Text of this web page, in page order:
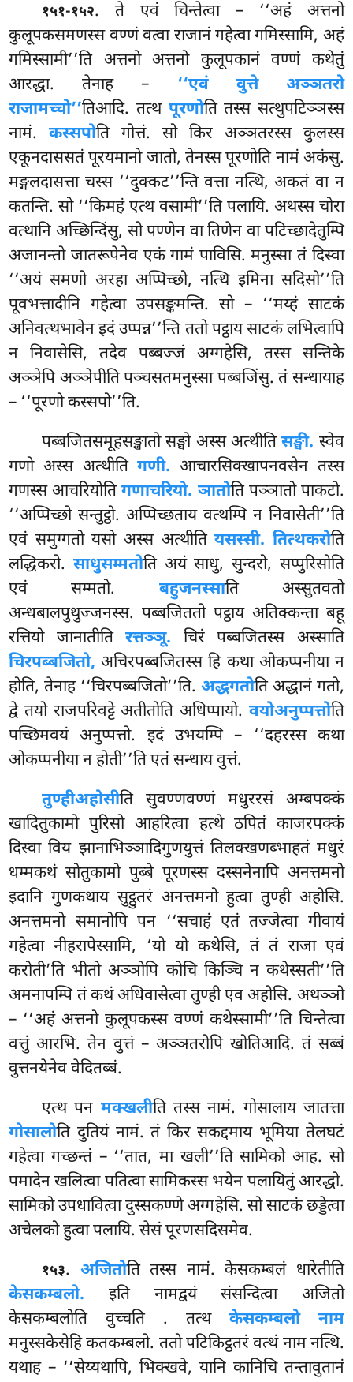
१५१-१५२. ते एवं चिन्तेत्वा – ‘‘अहं अत्तनो
कुलूपकसमणस्स वण्णं वत्वा राजानं गहेत्वा गमिस्सामि, अहं
गमिस्सामी’’ति अत्तनो अत्तनो कुलूपकानं वण्णं कथेतुं
आरद्धा. तेनाह – ‘‘एवं वुत्ते अञ्ञतरो
राजामच्चो’’तिआदि. तत्थ पूरणोति तस्स सत्थुपटिञ्ञस्स
नामं.कस्सपोति गोत्तं. सो किर अञ्ञतरस्स कुलस्स
एकूनदाससतं पूरयमानो जातो, तेनस्स पूरणोति नामं अकंसु.
मङ्गलदासत्ता चस्स ‘‘दुक्कट’’न्ति वत्ता नत्थि, अकतं वा न
कतन्ति. सो ‘‘किमहं एत्थ वसामी’’ति पलायि. अथस्स चोरा
वत्थानि अच्छिन्दिंसु, सो पण्णेन वा तिणेन वा पटिच्छादेतुम्पि
अजानन्तो जातरूपेनेव एकं गामं पाविसि. मनुस्सा तं दिस्वा
‘‘अयं समणो अरहा अप्पिच्छो, नत्थि इमिना सदिसो’’ति
पूवभत्तादीनि गहेत्वा उपसङ्कमन्ति. सो – ‘‘मय्हं साटकं
अनिवत्थभावेन इदं उप्पन्न’’न्ति ततो पट्ठाय साटकं लभित्वापि
न निवासेसि, तदेव पब्बज्जं अग्गहेसि, तस्स सन्तिके
अञ्ञेपि अञ्ञेपीति पञ्चसतमनुस्सा पब्बजिंसु. तं सन्धायाह
– ‘‘पूरणो कस्सपो’’ति.
पब्बजितसमूहसङ्खातो सङ्घो अस्स अत्थीतिसङ्घी. स्वेव
गणो अस्स अत्थीतिगणी. आचारसिक्खापनवसेन तस्स
गणस्स आचरियोतिगणाचरियो. ञातोति पञ्ञातो पाकटो.
‘‘अप्पिच्छोसन्तुट्ठो. अप्पिच्छताय वत्थम्पि न निवासेती’’ति
एवं समुग्गतो यसो अस्स अत्थीतियसस्सी. तित्थकरोति
लद्धिकरो. साधुसम्मतोति अयं साधु, सुन्दरो, सप्पुरिसोति
एवं सम्मतो. बहुजनस्साति अस्सुतवतो
अन्धबालपुथुज्जनस्स. पब्बजिततो पट्ठाय अतिक्कन्ता बहू
रत्तियो जानातीतिरत्तञ्ञू. चिरं पब्बजितस्स अस्साति
चिरपब्बजितो, अचिरपब्बजितस्स हि कथा ओकप्पनीया न
होति, तेनाह ‘‘चिरपब्बजितो’’ति. अद्धगतोति अद्धानं गतो,
द्वे तयो राजपरिवट्टे अतीतोति अधिप्पायो. वयोअनुप्पत्तोति
पच्छिमवयं अनुप्पत्तो. इदं उभयम्पि – ‘‘दहरस्स कथा
ओकप्पनीया न होती’’ति एतं सन्धाय वुत्तं.
तुण्हीअहोसीति सुवण्णवण्णं मधुररसं अम्बपक्कं
खादितुकामो पुरिसो आहरित्वा हत्थे ठपितं काजरपक्कं
दिस्वा विय झानाभिञ्ञादिगुणयुत्तं तिलक्खणब्भाहतं मधुरं
धम्मकथं सोतुकामो पुब्बे पूरणस्स दस्सनेनापि अनत्तमनो
इदानि गुणकथाय सुट्ठुतरं अनत्तमनो हुत्वा तुण्ही अहोसि.
अनत्तमनो समानोपि पन ‘‘सचाहं एतं तज्जेत्वा गीवायं
गहेत्वा नीहरापेस्सामि, ‘यो यो कथेसि, तं तं राजा एवं
करोती’ति भीतो अञ्ञोपि कोचि किञ्चि न कथेस्सती’’ति
अमनापम्पि तं कथं अधिवासेत्वा तुण्ही एव अहोसि. अथञ्ञो
– ‘‘अहं अत्तनो कुलूपकस्स वण्णं कथेस्सामी’’ति चिन्तेत्वा
वत्तुं आरभि. तेन वुत्तं – अञ्ञतरोपि खोतिआदि. तं सब्बं
वुत्तनयेनेव वेदितब्बं.
एत्थ पन मक्खलीति तस्स नामं. गोसालाय जातत्ता
गोसालोति दुतियं नामं. तं किर सकद्दमाय भूमिया तेलघटं
गहेत्वा गच्छन्तं – ‘‘तात, मा खली’’ति सामिको आह. सो
पमादेन खलित्वा पतित्वा सामिकस्स भयेन पलायितुं आरद्धो.
सामिको उपधावित्वा दुस्सकण्णे अग्गहेसि. सो साटकं छड्डेत्वा
अचेलको हुत्वा पलायि. सेसं पूरणसदिसमेव.
१५३. अजितोति तस्स नामं. केसकम्बलं धारेतीति
केसकम्बलो. इति नामद्वयं संसन्दित्वा अजितो
केसकम्बलोति वुच्चति . तत्थ केसकम्बलो नाम
मनुस्सकेसेहि कतकम्बलो. ततो पटिकिट्ठतरं वत्थं नाम नत्थि.
यथाह – ‘‘सेय्यथापि, भिक्खवे, यानि कानिचि तन्तावुतानं